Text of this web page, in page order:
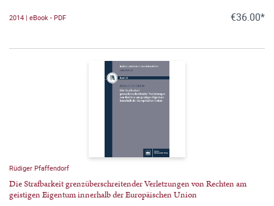
2014 | eBook - PDF €36.00*
Rüdiger Pfaffendorf
Die Strafbarkeit grenzüberschreitender Verletzungen von Rechten am
geistigen Eigentum innerhalb der Europäischen Union